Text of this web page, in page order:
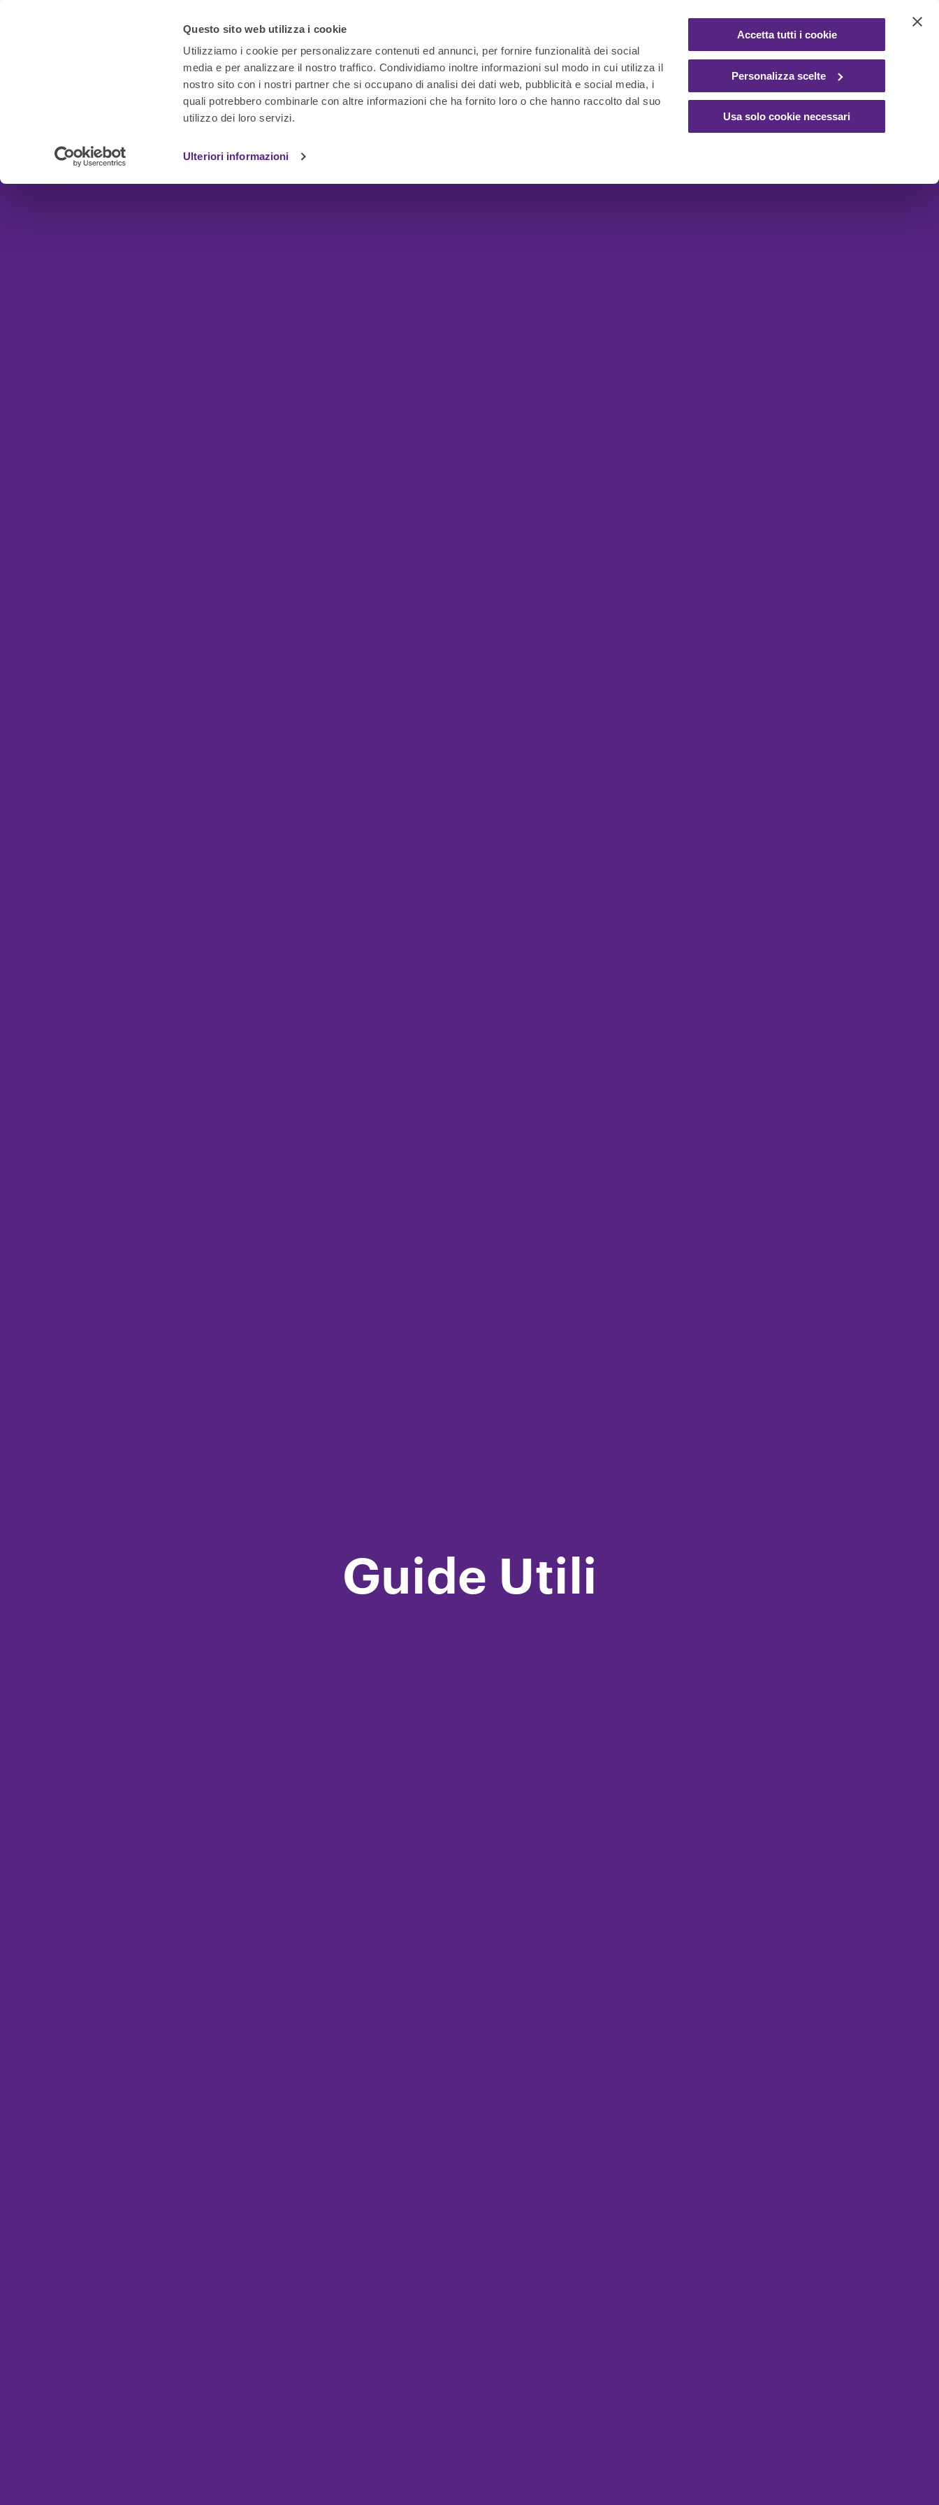
Questo sito web utilizza i cookie
Utilizziamo i cookie per personalizzare contenuti ed annunci, per fornire funzionalità dei social
media e per analizzare il nostro traffico. Condividiamo inoltre informazioni sul modo in cui utilizza il
nostro sito con i nostri partner che si occupano di analisi dei dati web, pubblicità e social media, i
quali potrebbero combinarle con altre informazioni che ha fornito loro o che hanno raccolto dal suo
utilizzo dei loro servizi.
Ulteriori informazioni
Accetta tutti i cookie
Personalizza scelte
Usa solo cookie necessari
Guide Utili